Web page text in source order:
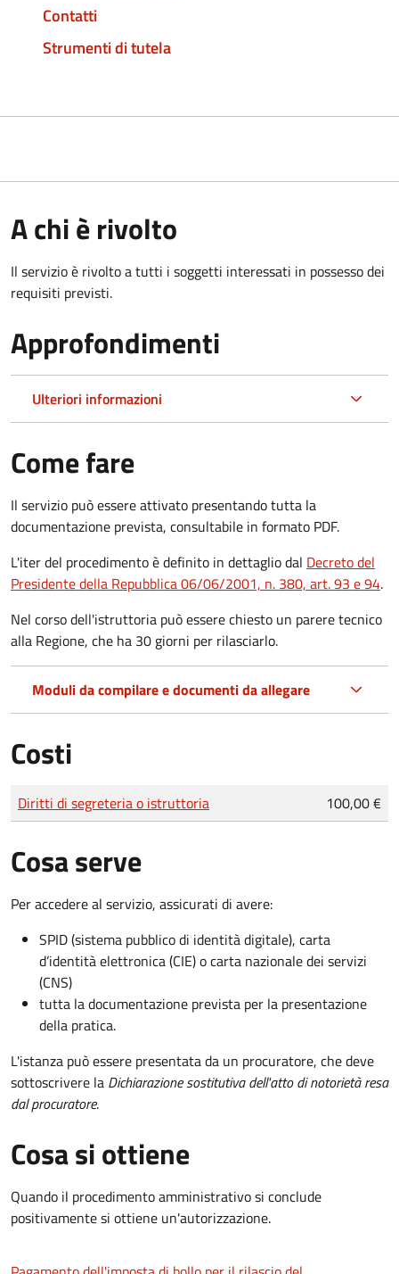
Contatti
Strumenti di tutela
A chi è rivolto
Il servizio è rivolto a tutti i soggetti interessati in possesso dei
requisiti previsti.
Approfondimenti
Ulteriori informazioni
Come fare
Il servizio può essere attivato presentando tutta la
documentazione prevista, consultabile in formato PDF.
L'iter del procedimento è definito in dettaglio dal Decreto del
Presidente della Repubblica 06/06/2001, n. 380, art. 93 e 94.
Nel corso dell'istruttoria può essere chiesto un parere tecnico
alla Regione, che ha 30 giorni per rilasciarlo.
Moduli da compilare e documenti da allegare
Costi
Tipo di pagamento
Importo
Diritti di segreteria o istruttoria 100,00 €
Cosa serve
Per accedere al servizio, assicurati di avere:
SPID (sistema pubblico di identità digitale), carta
d’identità elettronica (CIE) o carta nazionale dei servizi
(CNS)
tutta la documentazione prevista per la presentazione
della pratica.
L'istanza può essere presentata da un procuratore, che deve
sottoscrivere la Dichiarazione sostitutiva dell'atto di notorietà resa
dal procuratore.
Cosa si ottiene
Quando il procedimento amministrativo si conclude
positivamente si ottiene un'autorizzazione.